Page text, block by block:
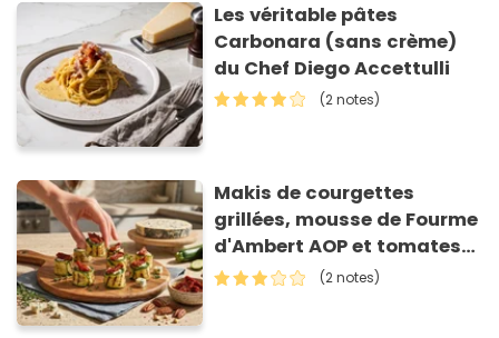
Les véritable pâtes
Carbonara (sans crème)
du Chef Diego Accettulli
(2 notes)
Makis de courgettes
grillées, mousse de Fourme
d'Ambert AOP et tomates
séchées
(2 notes)